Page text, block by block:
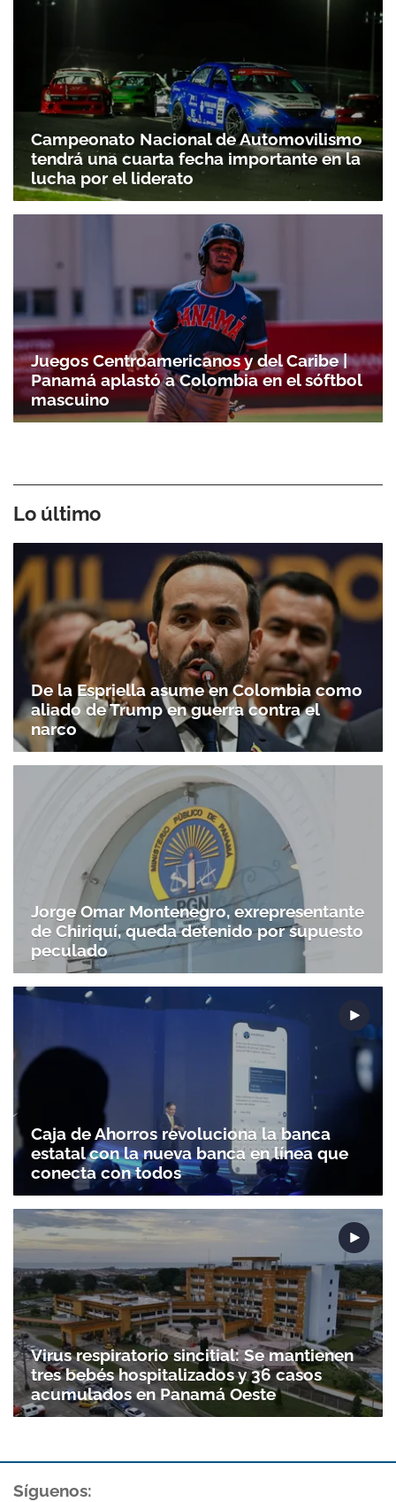
Campeonato Nacional de Automovilismo
tendrá una cuarta fecha importante en la
lucha por el liderato
Juegos Centroamericanos y del Caribe |
Panamá aplastó a Colombia en el sóftbol
mascuino
Lo último
De la Espriella asume en Colombia como
aliado de Trump en guerra contra el
narco
Jorge Omar Montenegro, exrepresentante
de Chiriquí, queda detenido por supuesto
peculado
Caja de Ahorros revoluciona la banca
estatal con la nueva banca en línea que
conecta con todos
Virus respiratorio sincitial: Se mantienen
tres bebés hospitalizados y 36 casos
acumulados en Panamá Oeste
Síguenos: